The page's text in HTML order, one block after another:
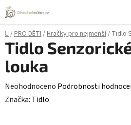
Přejít
na
obsah
Domů
/PRO DĚTI/Hračky pro nejmenší/ Tidlo
Tidlo
louka
Průměrné
hodnocení
Neohodnoceno Podrobnosti
Značka: Tidlo